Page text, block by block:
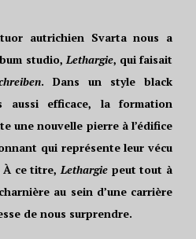
autrichien Svarta nous a
studio,Lethargie, qui faisait
. Dans un style black
aussi efficace, la formation
une nouvelle pierre à l’édifice
qui représente leur vécu
À ce titre,Lethargie peut tout à
au sein d’une carrière
de nous surprendre.